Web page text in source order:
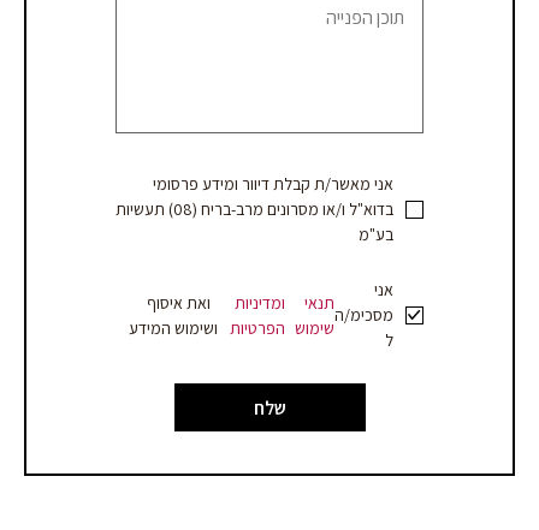
הצעת
אני מאשר/ת קבלת דיוור ומידע פרסומי
בדוא"ל ו/או מסרונים מרב-בריח (08) תעשיות
בע"מ
אני
מסכימ/ה
ל
תנאי
שימוש
ומדיניות
הפרטיות
ואת איסוף
ושימוש המידע
שלח